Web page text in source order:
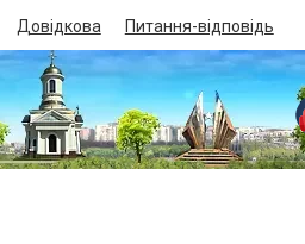
Довідкова Питання-відповідь